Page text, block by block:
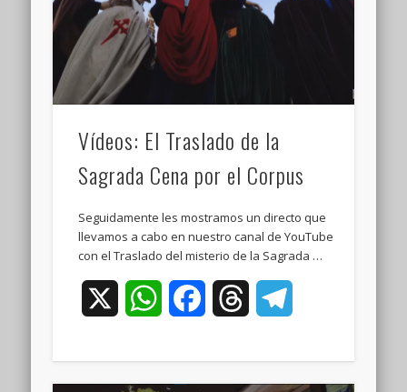
Vídeos: El Traslado de la
Sagrada Cena por el Corpus
Seguidamente les mostramos un directo que
llevamos a cabo en nuestro canal de YouTube
con el Traslado del misterio de la Sagrada …
WhatsAppFacebookThreads